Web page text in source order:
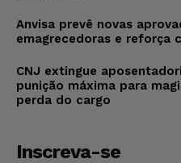
Anvisa prevê novas
emagrecedoras e reforça
CNJ extingue
punição máxima para
perda do cargo
Inscreva-se